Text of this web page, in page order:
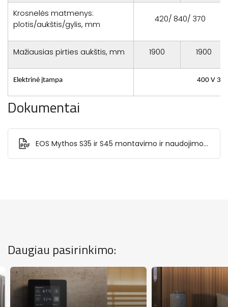
Krosnelės matmenys:
plotis/aukštis/gylis, mm
420/ 840/ 370
Mažiausias pirties aukštis, mm 1900 1900
Elektrinė įtampa 400 V 3N
Dokumentai
EOS Mythos S35 ir S45 montavimo ir naudojimo
Daugiau pasirinkimo: